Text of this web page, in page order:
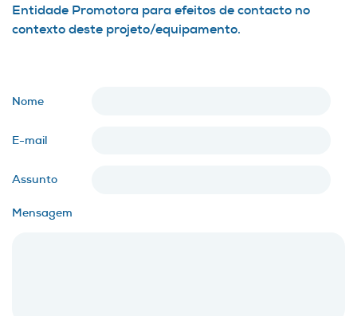
Entidade Promotora para efeitos de contacto no
contexto deste projeto/equipamento.
Nome
E-mail
Assunto
Mensagem